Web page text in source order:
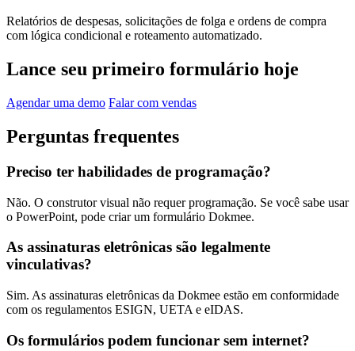
Relatórios de despesas, solicitações de folga e ordens de compra
com lógica condicional e roteamento automatizado.
Lance seu primeiro formulário hoje
Agendar uma demo Falar com vendas
Perguntas frequentes
Preciso ter habilidades de programação?
Não. O construtor visual não requer programação. Se você sabe usar
o PowerPoint, pode criar um formulário Dokmee.
As assinaturas eletrônicas são legalmente
vinculativas?
Sim. As assinaturas eletrônicas da Dokmee estão em conformidade
com os regulamentos ESIGN, UETA e eIDAS.
Os formulários podem funcionar sem internet?